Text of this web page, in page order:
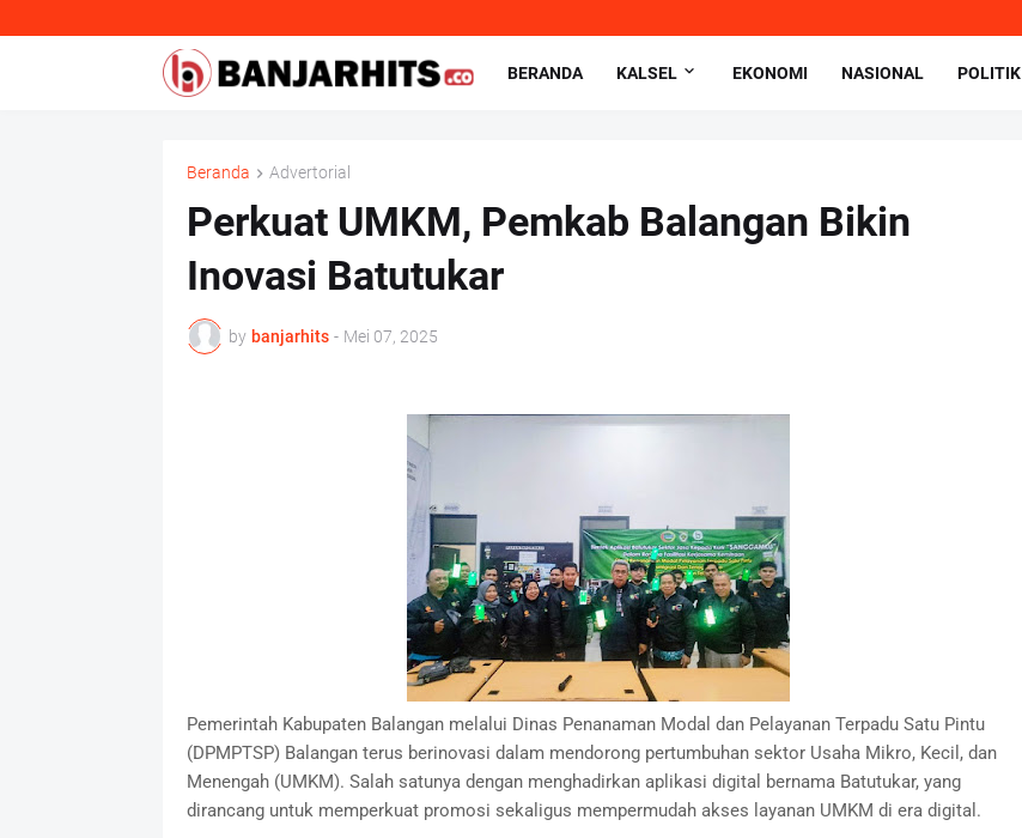
BERANDA KALSEL EKONOMI NASIONAL POLITIK
Beranda Advertorial
Perkuat UMKM, Pemkab Balangan Bikin
Inovasi Batutukar
by banjarhits - Mei 07, 2025
Pemerintah Kabupaten Balangan melalui Dinas Penanaman Modal dan Pelayanan Terpadu Satu Pintu
(DPMPTSP) Balangan terus berinovasi dalam mendorong pertumbuhan sektor Usaha Mikro, Kecil, dan
Menengah (UMKM). Salah satunya dengan menghadirkan aplikasi digital bernama Batutukar, yang
dirancang untuk memperkuat promosi sekaligus mempermudah akses layanan UMKM di era digital.